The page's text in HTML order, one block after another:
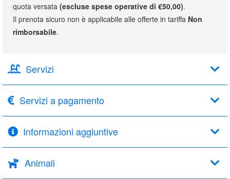
quota versata (escluse spese operative di €50,00).
Il prenota sicuro non è applicabile alle offerte in tariffa Non
rimborsabile.
Servizi
Servizi a pagamento
Informazioni aggiuntive
Animali